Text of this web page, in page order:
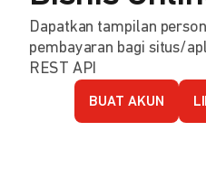
Dapatkan tampilan
pembayaran bagi situs/
REST API
BUAT AKUN